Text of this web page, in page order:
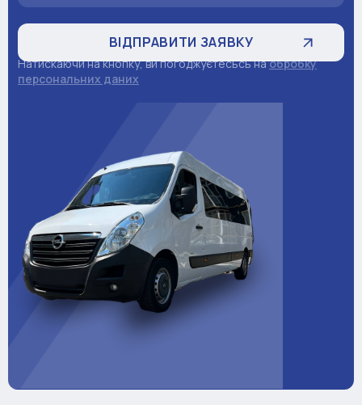
Натискаючи на кнопку, ви погоджуєтесьсь наобробку
персональних даних